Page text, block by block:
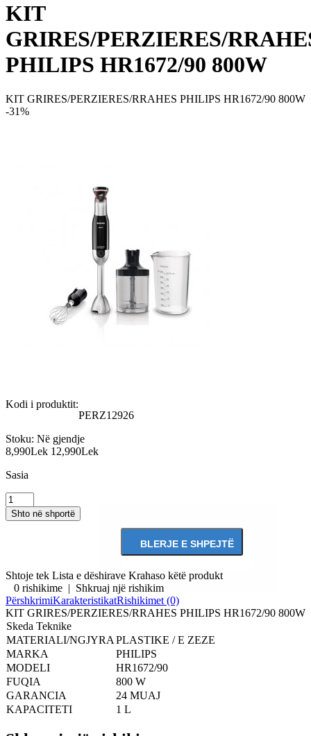
KIT
GRIRES/PERZIERES/
PHILIPS HR1672/90 800W
KIT GRIRES/PERZIERES/RRAHES PHILIPS HR1672/90 800W
-31%
Kodi i produktit:
PERZ12926
Stoku: Në gjendje
8,990Lek 12,990Lek
Sasia
Shtoje tek Lista e dëshirave Krahaso këtë produkt
0 rishikime | Shkruaj një rishikim
PërshkrimiKarakteristikatRishikimet (0)
KIT GRIRES/PERZIERES/RRAHES PHILIPS HR1672/90 800W
Skeda Teknike
MATERIALI/NGJYRA PLASTIKE / E ZEZE
MARKA
PHILIPS
MODELI
HR1672/90
FUQIA
800 W
GARANCIA
24 MUAJ
KAPACITETI
1 L